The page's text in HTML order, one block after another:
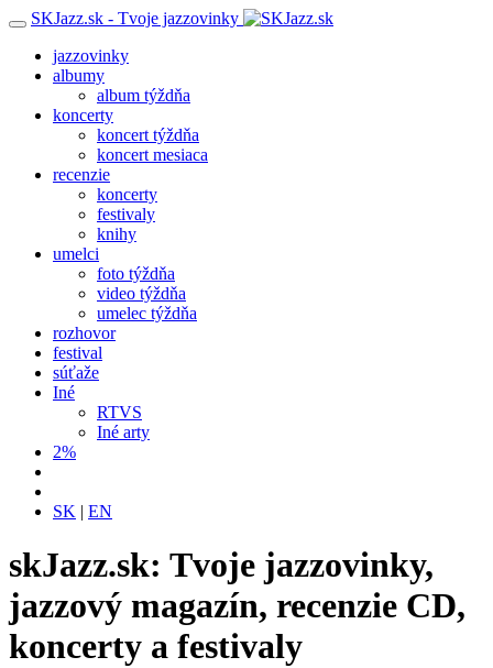
SKJazz.sk - Tvoje jazzovinky
jazzovinky
albumy
album týždňa
koncerty
koncert týždňa
koncert mesiaca
recenzie
koncerty
festivaly
knihy
umelci
foto týždňa
video týždňa
umelec týždňa
rozhovor
festival
súťaže
Iné
RTVS
Iné arty
2%
SK | EN
skJazz.sk: Tvoje jazzovinky,
jazzový magazín, recenzie CD,
koncerty a festivaly